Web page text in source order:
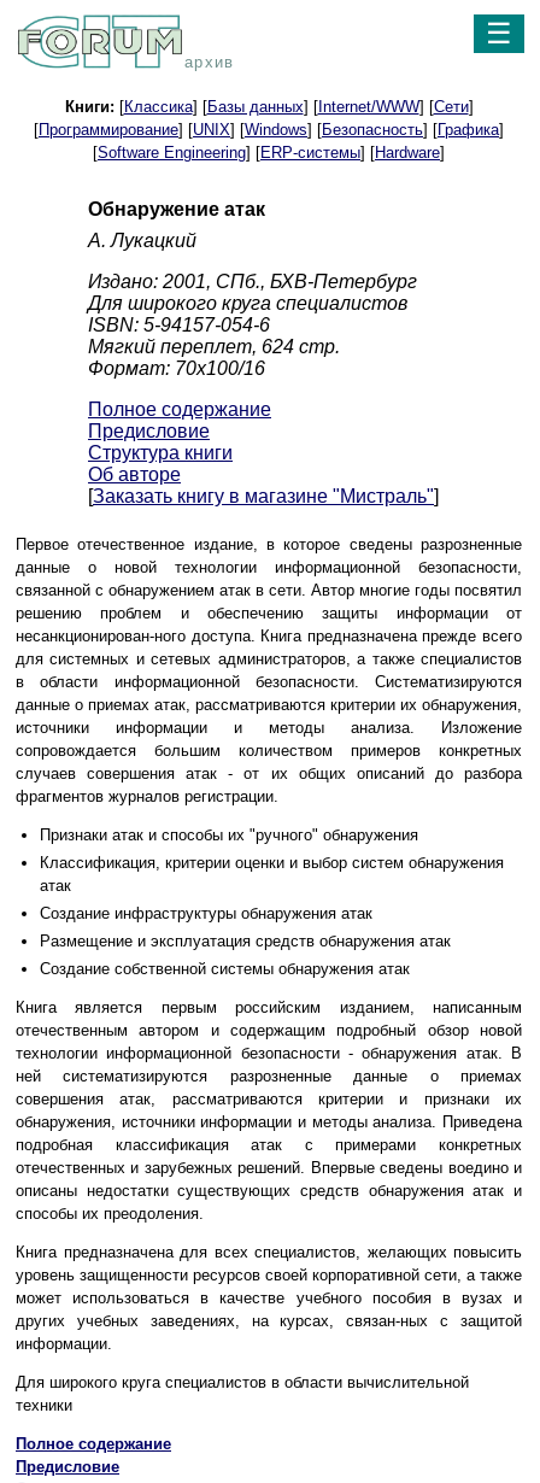
архив
☰
Книги: [Классика] [Базы данных] [Internet/WWW] [Сети]
[Программирование] [UNIX] [Windows] [Безопасность] [Графика]
[Software Engineering] [ERP-системы] [Hardware]
Обнаружение атак
А. Лукацкий
Издано: 2001, СПб., БХВ-Петербург
Для широкого круга специалистов
ISBN: 5-94157-054-6
Мягкий переплет, 624 стр.
Формат: 70x100/16
Полное содержание
Предисловие
Структура книги
Об авторе
[Заказать книгу в магазине "Мистраль"]
Первое отечественное издание, в которое сведены разрозненные
данные о новой технологии информационной безопасности,
связанной с обнаружением атак в сети. Автор многие годы посвятил
решению проблем и обеспечению защиты информации от
несанкционирован-ного доступа. Книга предназначена прежде всего
для системных и сетевых администраторов, а также специалистов
в области информационной безопасности. Систематизируются
данные о приемах атак, рассматриваются критерии их обнаружения,
источники информации и методы анализа. Изложение
сопровождается большим количеством примеров конкретных
случаев совершения атак - от их общих описаний до разбора
фрагментов журналов регистрации.
Признаки атак и способы их "ручного" обнаружения
Классификация, критерии оценки и выбор систем обнаружения
атак
Создание инфраструктуры обнаружения атак
Размещение и эксплуатация средств обнаружения атак
Создание собственной системы обнаружения атак
Книга является первым российским изданием, написанным
отечественным автором и содержащим подробный обзор новой
технологии информационной безопасности - обнаружения атак. В
ней систематизируются разрозненные данные о приемах
совершения атак, рассматриваются критерии и признаки их
обнаружения, источники информации и методы анализа. Приведена
подробная классификация атак с примерами конкретных
отечественных и зарубежных решений. Впервые сведены воедино и
описаны недостатки существующих средств обнаружения атак и
способы их преодоления.
Книга предназначена для всех специалистов, желающих повысить
уровень защищенности ресурсов своей корпоративной сети, а также
может использоваться в качестве учебного пособия в вузах и
других учебных заведениях, на курсах, связан-ных с защитой
информации.
Для широкого круга специалистов в области вычислительной
техники
Полное содержание
Предисловие